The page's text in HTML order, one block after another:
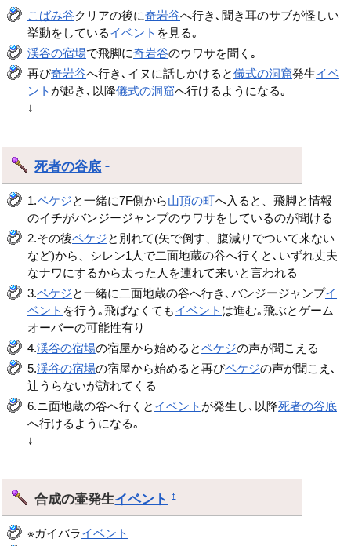
こばみ谷クリアの後に奇岩谷へ行き､聞き耳のサブが怪しい
挙動をしているイベント を見る｡
渓谷の宿場で飛脚に奇岩谷のウワサを聞く｡
再び奇岩谷へ行き､イヌに話しかけると儀式の洞窟発生イベ
ント が起き､以降儀式の洞窟へ行けるようになる｡
↓
死者の谷底 †
1.ペケジと一緒に7F側から山頂の町へ入ると、飛脚と情報
のイチがバンジージャンプのウワサをしているのが聞ける
2.その後ペケジと別れて(矢で倒す、腹減りでついて来ない
など)から、シレン1人で二面地蔵の谷へ行くと､いずれ丈夫
なナワにするから太った人を連れて来いと言われる
3.ペケジと一緒に二面地蔵の谷へ行き､バンジージャンプイ
ベント を行う｡飛ばなくてもイベント は進む｡飛ぶとゲーム
オーバーの可能性有り
4.渓谷の宿場の宿屋から始めるとペケジの声が聞こえる
5.渓谷の宿場の宿屋から始めると再びペケジの声が聞こえ､
辻うらないが訪れてくる
6.ニ面地蔵の谷へ行くと イベント が発生し､以降死者の谷底
へ行けるようになる｡
↓
合成の壷発生イベント †
※ガイバライベント